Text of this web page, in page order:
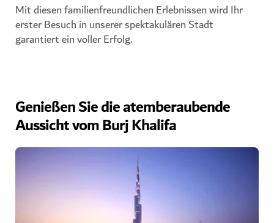
Mit diesen familienfreundlichen Erlebnissen wird Ihr
erster Besuch in unserer spektakulären Stadt
garantiert ein voller Erfolg.
Genießen Sie die atemberaubende
Aussicht vom Burj Khalifa